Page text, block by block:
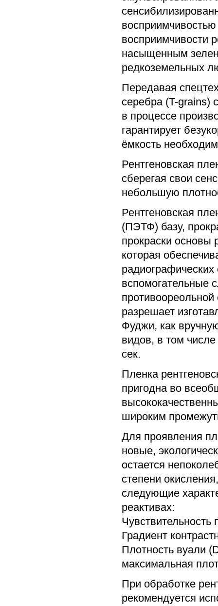
восприимчивости
насыщенным
редкоземельных
Передавая
серебра (T-grains)
в процессе
гарантирует
ёмкость
Рентгеновская
сберегая свои
небольшую
Рентгеновская
(ПЭТФ) базу,
прокраски основы
которая
вспомогательные
противоореольной
разрешает
Фуджи, как
видов, в том
сек.
Пленка
пригодна во
широким
Для проявления
новые,
остается
степени
следующие
реактивах:
Градиент
Плотность вуали
максимальная
При обработке
рекомендуется